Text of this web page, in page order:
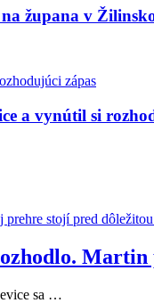
župana v
a vynútil si
sa …